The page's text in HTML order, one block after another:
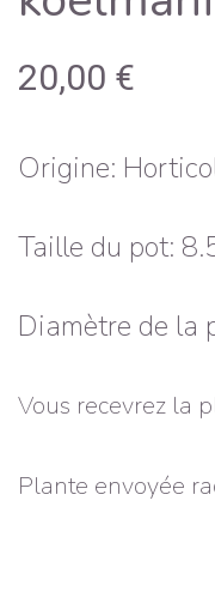
20,00 €
Origine:
Taille du pot:
Diamètre de la
Vous recevrez la
Plante envoyée